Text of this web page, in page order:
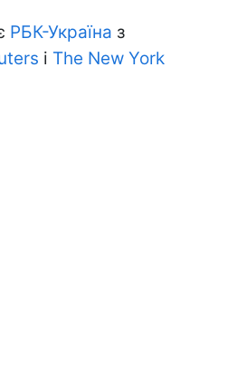
РБК-Україна з
і The New York